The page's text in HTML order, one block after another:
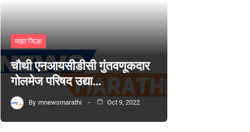
माझा जिल्हा
चौथी एनआयसीडीसी गुंतवणूकदार
गोलमेज परिषद उद्या…
By mnewsmarathi Oct 9, 2022